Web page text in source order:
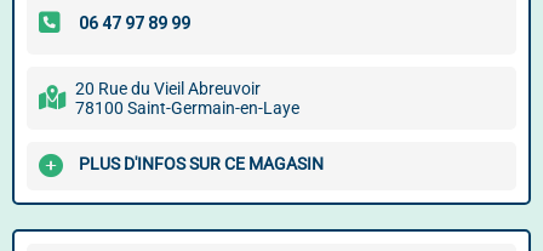
20 Rue du Vieil Abreuvoir
78100 Saint-Germain-en-Laye
PLUS D'INFOS SUR CE MAGASIN